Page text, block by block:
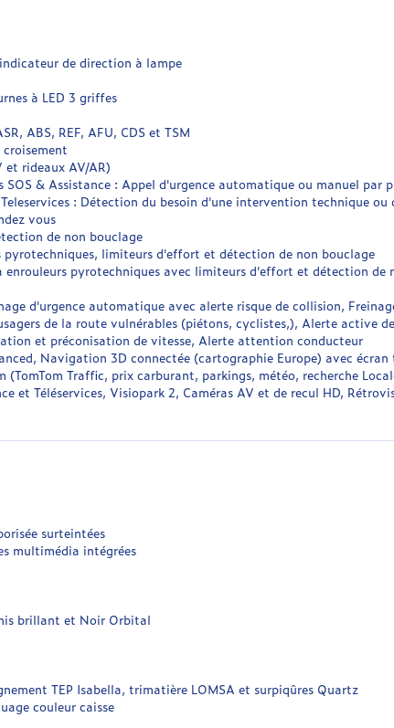
de direction à lampe
à LED 3 griffes
ABS, REF, AFU, CDS et TSM
rideaux AV/AR)
SOS & Assistance : Appel d'urgence automatique ou manuel par
: Détection du besoin d'une intervention technique
vous
de non bouclage
pyrotechniques, limiteurs d'effort et détection de non bouclage
enrouleurs pyrotechniques avec limiteurs d'effort et détection de
d'urgence automatique avec alerte risque de collision,
de la route vulnérables (piétons, cyclistes,), Alerte active
et préconisation de vitesse, Alerte attention conducteur
Navigation 3D connectée (cartographie Europe) avec
(TomTom Traffic, prix carburant, parkings, météo, recherche
et Téléservices, Visiopark 2, Caméras AV et de recul HD,
surteintées
multimédia intégrées
brillant et Noir Orbital
TEP Isabella, trimatière LOMSA et surpiqûres Quartz
couleur caisse